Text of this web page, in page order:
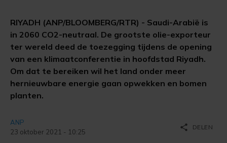
RIYADH (ANP/BLOOMBERG/RTR) - Saudi-Arabië is
in 2060 CO2-neutraal. De grootste olie-exporteur
ter wereld deed de toezegging tijdens de opening
van een klimaatconferentie in hoofdstad Riyadh.
Om dat te bereiken wil het land onder meer
hernieuwbare energie gaan opwekken en bomen
planten.
ANP
23 oktober 2021 - 10:25
share DELEN